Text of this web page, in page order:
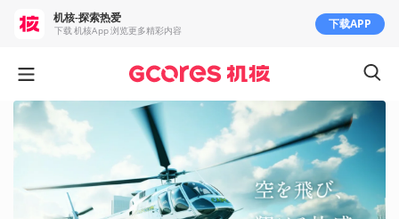
机核-探索热爱
下载 机核App 浏览更多精彩内容 下载APP